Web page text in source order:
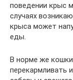
поведении крыс
случаях
крыса может
еды.
В норме же
перекармливать